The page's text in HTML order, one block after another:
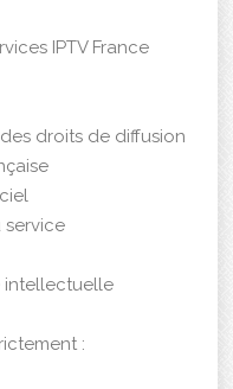
IPTV France
droits de diffusion
service
intellectuelle
: